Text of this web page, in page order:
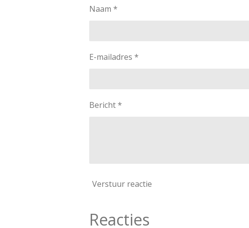
Naam *
E-mailadres *
Bericht *
Verstuur reactie
Reacties